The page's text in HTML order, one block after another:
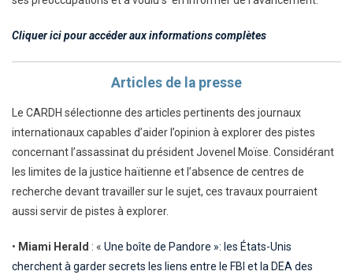
Cliquer ici pour accéder aux informations complètes
Articles de la presse
Le CARDH sélectionne des articles pertinents des journaux
internationaux capables d’aider l’opinion à explorer des pistes
concernant l’assassinat du président Jovenel Moïse. Considérant
les limites de la justice haïtienne et l’absence de centres de
recherche devant travailler sur le sujet, ces travaux pourraient
aussi servir de pistes à explorer.
• Miami Herald : « Une boîte de Pandore »: les États-Unis
cherchent à garder secrets les liens entre le FBI et la DEA des